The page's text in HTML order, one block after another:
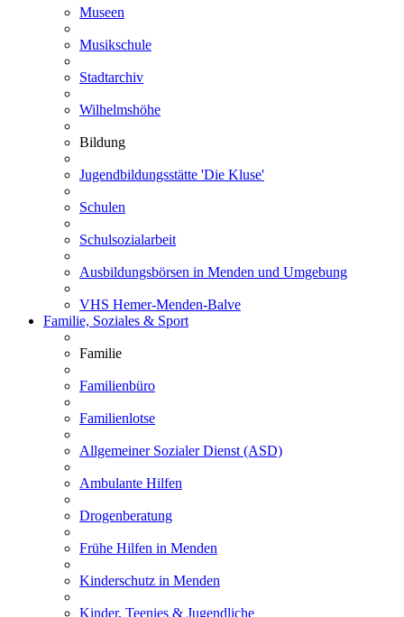
Museen
Musikschule
Stadtarchiv
Wilhelmshöhe
Bildung
Jugendbildungsstätte 'Die Kluse'
Schulen
Schulsozialarbeit
Ausbildungsbörsen in Menden und Umgebung
VHS Hemer-Menden-Balve
Familie, Soziales & Sport
Familie
Familienbüro
Familienlotse
Allgemeiner Sozialer Dienst (ASD)
Ambulante Hilfen
Drogenberatung
Frühe Hilfen in Menden
Kinderschutz in Menden
Kinder, Teenies & Jugendliche